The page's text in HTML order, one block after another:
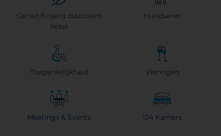
Gecertificeerd duurzaam
hotel
Huisdieren
Toegankelijkheid Vieringen
Meetings & Events 124 Kamers